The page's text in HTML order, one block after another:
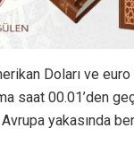
Doları ve
saat 00.01’den
yakasında